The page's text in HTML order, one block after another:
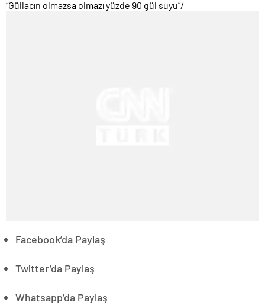
“Güllacın olmazsa olmazı yüzde 90 gül suyu”/
Facebook’da Paylaş
Twitter’da Paylaş
Whatsapp’da Paylaş